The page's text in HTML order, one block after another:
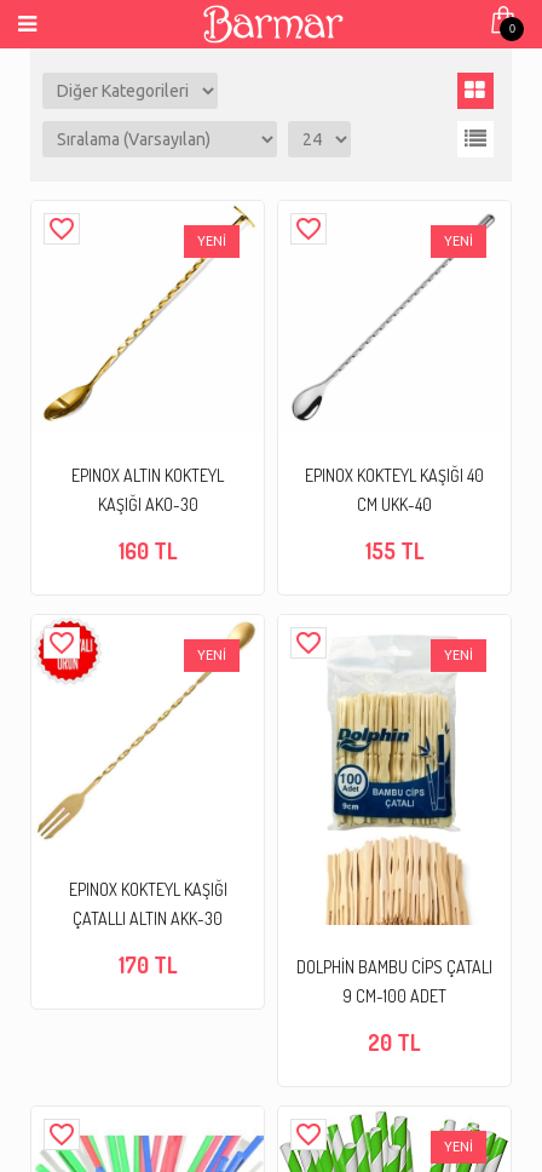
0
favorite_border YENİ
EPINOX ALTIN KOKTEYL
KAŞIĞI AKO-30
160 TL
favorite_border YENİ
EPINOX KOKTEYL KAŞIĞI 40
CM UKK-40
155 TL
favorite_border YENİ
EPINOX KOKTEYL KAŞIĞI
ÇATALLI ALTIN AKK-30
170 TL
favorite_border YENİ
DOLPHİN BAMBU CİPS ÇATALI
9 CM-100 ADET
20 TL
favorite_border favorite_border YENİ